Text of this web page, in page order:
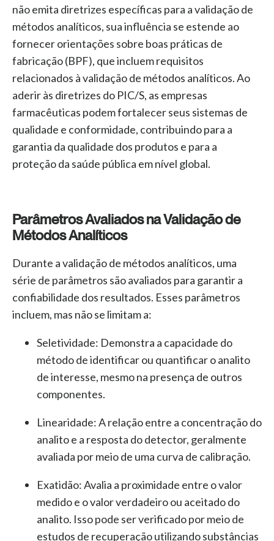
não emita diretrizes específicas para a validação de
métodos analíticos, sua influência se estende ao
fornecer orientações sobre boas práticas de
fabricação (BPF), que incluem requisitos
relacionados à validação de métodos analíticos. Ao
aderir às diretrizes do PIC/S, as empresas
farmacêuticas podem fortalecer seus sistemas de
qualidade e conformidade, contribuindo para a
garantia da qualidade dos produtos e para a
proteção da saúde pública em nível global.
Parâmetros Avaliados na Validação de
Métodos Analíticos
Durante a validação de métodos analíticos, uma
série de parâmetros são avaliados para garantir a
confiabilidade dos resultados. Esses parâmetros
incluem, mas não se limitam a:
Seletividade: Demonstra a capacidade do
método de identificar ou quantificar o analito
de interesse, mesmo na presença de outros
componentes.
Linearidade:A relação entre a concentração do
analito e a resposta do detector, geralmente
avaliada por meio de uma curva de calibração.
Exatidão:Avalia a proximidade entre o valor
medido e o valor verdadeiro ou aceitado do
analito. Isso pode ser verificado por meio de
estudos de recuperação utilizando substâncias